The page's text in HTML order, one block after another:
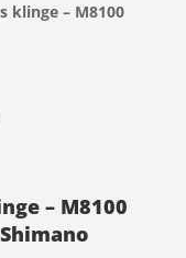
klinge – M8100
– M8100